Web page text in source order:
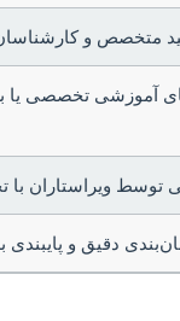
متخصص و
آموزشی تخصصی یا
ویراستاران با
دقیق و